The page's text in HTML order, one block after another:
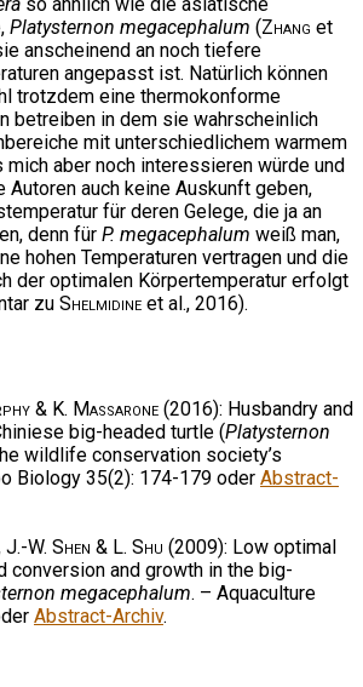
Platysternon megacephalum (Zhang et
anscheinend an noch tiefere
angepasst ist. Natürlich können
trotzdem eine thermokonforme
betreiben in dem sie wahrscheinlich
mit unterschiedlichem warmem
mich aber noch interessieren würde und
Autoren auch keine Auskunft geben,
für deren Gelege, die ja an
denn für P. megacephalum weiß man,
hohen Temperaturen vertragen und die
der optimalen Körpertemperatur erfolgt
zu Shelmidine et al., 2016).
& K. Massarone (2016): Husbandry and
big-headed turtle (Platysternon
wildlife conservation society’s
Biology 35(2): 174-179 oder Abstract-
J.-W. Shen & L. Shu (2009): Low optimal
conversion and growth in the big-
megacephalum. – Aquaculture
Abstract-Archiv.